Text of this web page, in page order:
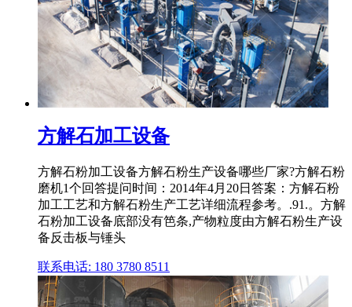
方解石加工设备
方解石粉加工设备方解石粉生产设备哪些厂家?方解石粉
磨机1个回答提问时间：2014年4月20日答案：方解石粉
加工工艺和方解石粉生产工艺详细流程参考。.91.。方解
石粉加工设备底部没有笆条,产物粒度由方解石粉生产设
备反击板与锤头
联系电话: 180 3780 8511